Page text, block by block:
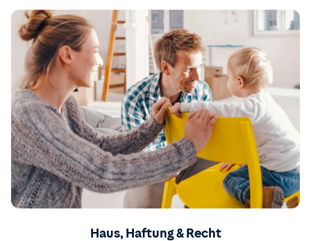
Haus, Haftung & Recht